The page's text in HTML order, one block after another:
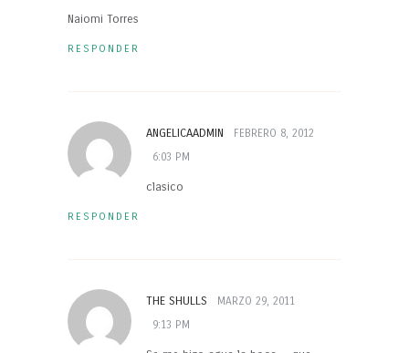
Naiomi Torres
RESPONDER
ANGELICAADMIN
FEBRERO 8, 2012
6:03 PM
clasico
RESPONDER
THE SHULLS
MARZO 29, 2011
9:13 PM